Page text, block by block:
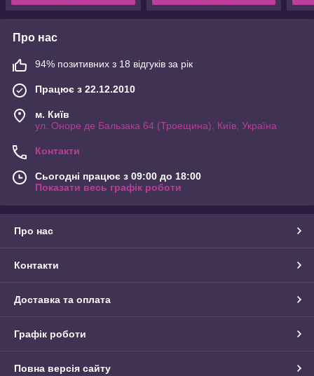
Про нас
94% позитивних з 18 відгуків за рік
Працює з 22.12.2010
м. Київ
ул. Оноре де Бальзака 64 (Троещина), Київ, Україна
Контакти
Сьогодні працює з 09:00 до 18:00
Показати весь графік роботи
Про нас
Контакти
Доставка та оплата
Графік роботи
Повна версія сайту